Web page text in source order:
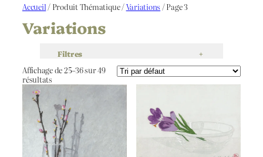
Accueil / Produit Thématique /Variations / Page 3
Variations
Filtres +
Affichage de 25–36 sur 49
résultats